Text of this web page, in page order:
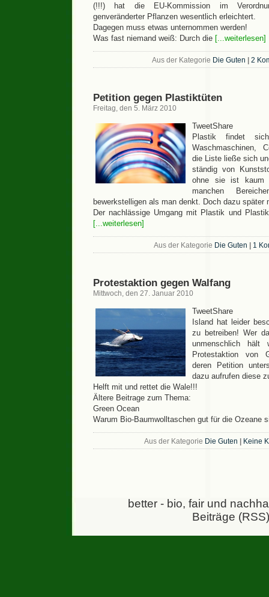
(!!!) hat die EU-Kommission im
genveränderter Pflanzen wesentlich erleichtert.
Dagegen muss etwas unternommen werden!
Was fast niemand weiß: Durch die [...weiterlesen]
Aus der Kategorie Die Guten 2
Petition gegen Plastiktüten
Freitag, den 5. März 2010
TweetShare
Plastik findet
Waschmaschinen,
die Liste ließe sich
ständig von
ohne sie ist kaum
manchen
bewerkstelligen als man denkt. Doch dazu später
Der nachlässige Umgang mit Plastik und
[...weiterlesen]
Aus der Kategorie Die Guten 1
Protestaktion gegen Walfang
Mittwoch, den 27. Januar 2010
TweetShare
Island hat leider
zu betreiben! Wer
unmenschlich
Protestaktion von
deren Petition
dazu aufrufen diese
Helft mit und rettet die Wale!!!
Ältere Beitrage zum Thema:
Green Ocean
Warum Bio-Baumwolltaschen gut für die Ozeane
Aus der Kategorie Die Guten Keine
better - bio, fair und
Beiträge (RSS)